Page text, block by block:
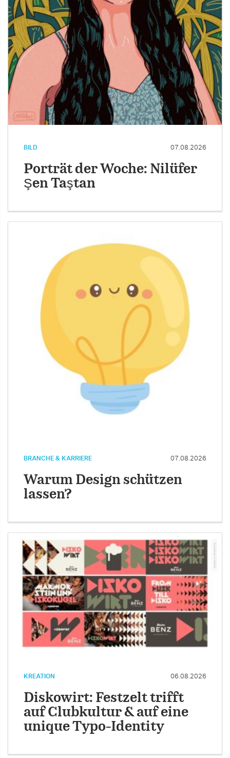
BILD 07.08.2026
Porträt der Woche: Nilüfer
Şen Taştan
BRANCHE & KARRIERE 07.08.2026
Warum Design schützen
lassen?
KREATION 06.08.2026
Diskowirt: Festzelt trifft
auf Clubkultur & auf eine
unique Typo-Identity